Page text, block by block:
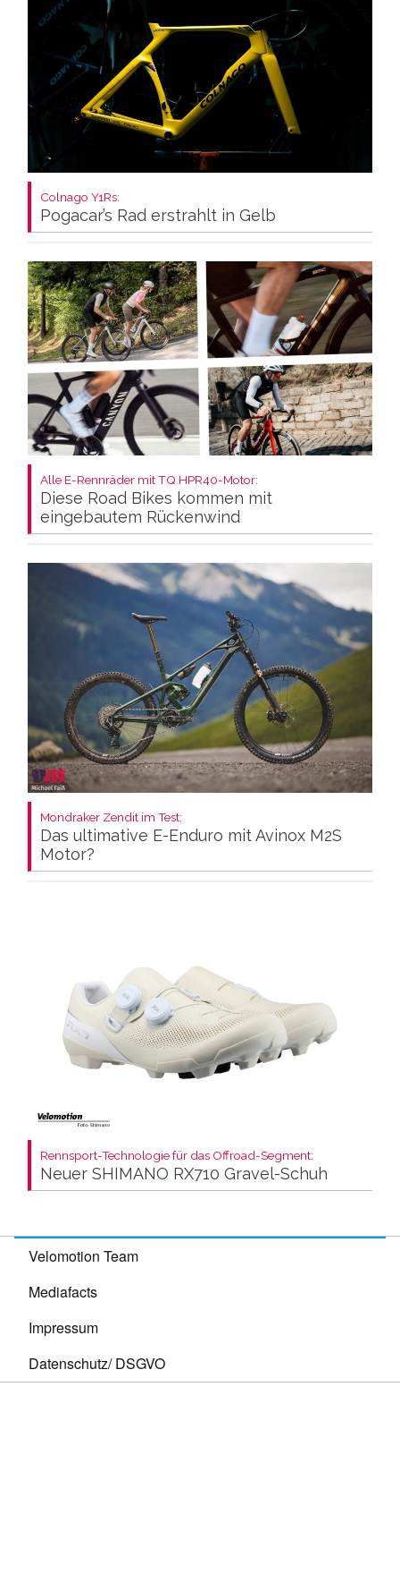
Colnago Y1Rs:
Pogacar’s Rad erstrahlt in Gelb
Alle E-Rennräder mit TQ HPR40-Motor:
Diese Road Bikes kommen mit
eingebautem Rückenwind
Mondraker Zendit im Test:
Das ultimative E-Enduro mit Avinox M2S
Motor?
Rennsport-Technologie für das Offroad-Segment:
Neuer SHIMANO RX710 Gravel-Schuh
Velomotion Team
Mediafacts
Impressum
Datenschutz/ DSGVO